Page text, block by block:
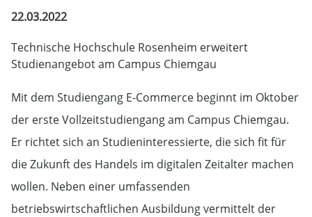
22.03.2022
Technische Hochschule Rosenheim erweitert
Studienangebot am Campus Chiemgau
Mit dem Studiengang E-Commerce beginnt im Oktober
der erste Vollzeitstudiengang am Campus Chiemgau.
Er richtet sich an Studieninteressierte, die sich fit für
die Zukunft des Handels im digitalen Zeitalter machen
wollen. Neben einer umfassenden
betriebswirtschaftlichen Ausbildung vermittelt der